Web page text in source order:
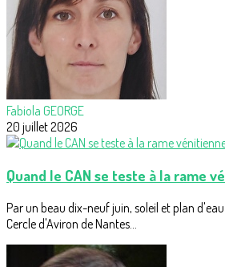
Fabiola GEORGE
20 juillet 2026
Quand le CAN se teste à la rame
Par un beau dix-neuf juin, soleil et plan
Cercle d'Aviron de Nantes...